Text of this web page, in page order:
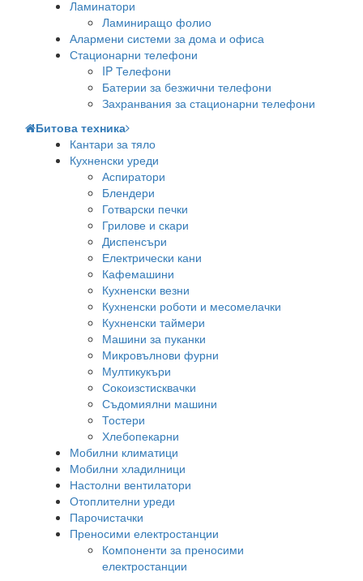
Ламинатори
Ламиниращо фолио
Алармени системи за дома и офиса
Стационарни телефони
IP Телефони
Батерии за безжични телефони
Захранвания за стационарни телефони
Битова техника
Кантари за тяло
Кухненски уреди
Аспиратори
Блендери
Готварски печки
Грилове и скари
Диспенсъри
Електрически кани
Кафемашини
Кухненски везни
Кухненски роботи и месомелачки
Кухненски таймери
Машини за пуканки
Микровълнови фурни
Мултикукъри
Сокоизстисквачки
Съдомиялни машини
Тостери
Хлебопекарни
Мобилни климатици
Мобилни хладилници
Настолни вентилатори
Отоплителни уреди
Парочистачки
Преносими електростанции
Компоненти за преносими
електростанции